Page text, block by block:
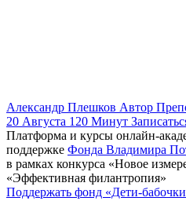
Александр Плешков Автор
20 Августа 120 Минут
Платформа и курсы онлайн-
поддержке Фонда Владимира
в рамках конкурса «Новое
«Эффективная филантропия»
Поддержать фонд «Дети-